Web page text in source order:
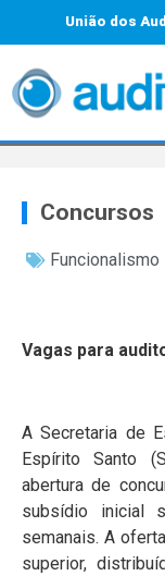
União dos
Concursos
Vagas para
A Secretaria de
Espírito Santo
abertura de
subsídio inicial
semanais. A
superior,